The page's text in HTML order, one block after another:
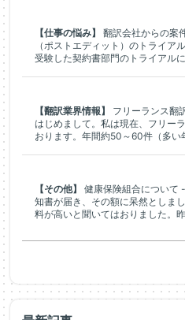
【仕事の悩み】
翻訳会社からの案
（ポストエディット）のトライア
受験した契約書部門のトライアル
【翻訳業界情報】
フリーランス翻
はじめまして。私は現在、フリー
おります。年間約50～60件（多
【その他】
健康保険組合について
知書が届き、その額に呆然としま
料が高いと聞いてはおりました。